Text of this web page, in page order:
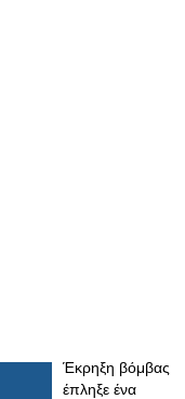
Έκρηξη βόμβας
έπληξε ένα